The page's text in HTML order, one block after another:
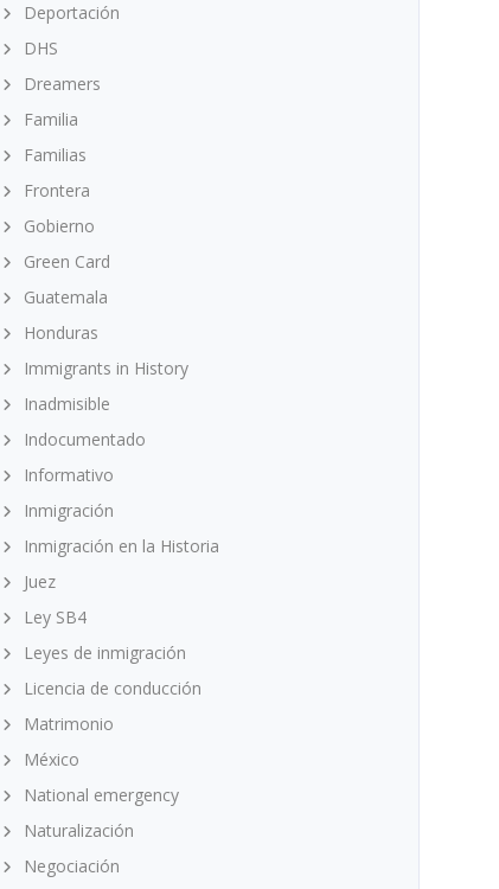
Deportación
DHS
Dreamers
Familia
Familias
Frontera
Gobierno
Green Card
Guatemala
Honduras
Immigrants in History
Inadmisible
Indocumentado
Informativo
Inmigración
Inmigración en la Historia
Juez
Ley SB4
Leyes de inmigración
Licencia de conducción
Matrimonio
México
National emergency
Naturalización
Negociación